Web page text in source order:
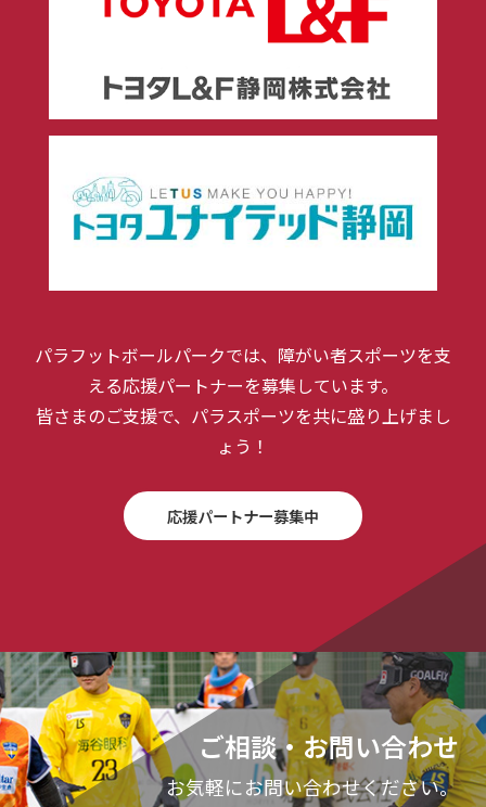
パラフットボールパークでは、障がい者スポーツを支
える応援パートナーを募集しています。
皆さまのご支援で、パラスポーツを共に盛り上げまし
ょう！
応援パートナー募集中
ご相談・お問い合わせ
お気軽にお問い合わせください。